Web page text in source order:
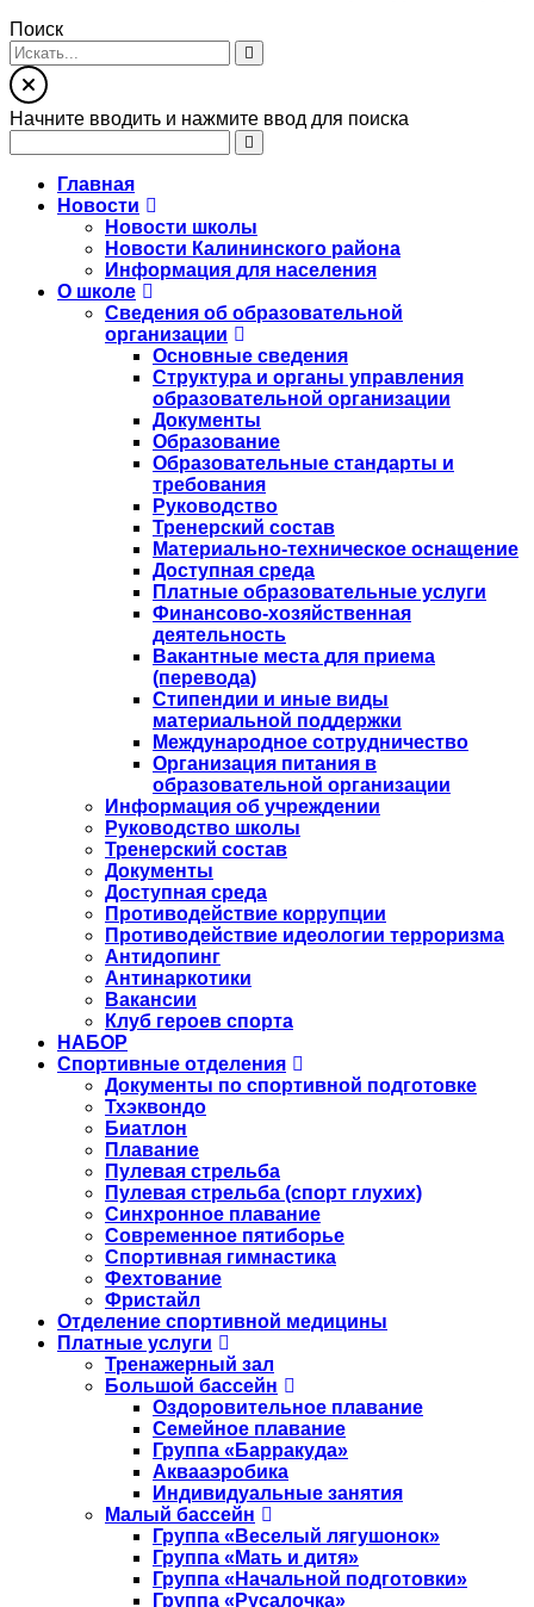
Поиск
Начните вводить и нажмите ввод для поиска
Главная
Новости
Новости школы
Новости Калининского района
Информация для населения
О школе
Сведения об образовательной
организации
Основные сведения
Структура и органы управления
образовательной организации
Документы
Образование
Образовательные стандарты и
требования
Руководство
Тренерский состав
Материально-техническое оснащение
Доступная среда
Платные образовательные услуги
Финансово-хозяйственная
деятельность
Вакантные места для приема
(перевода)
Стипендии и иные виды
материальной поддержки
Международное сотрудничество
Организация питания в
образовательной организации
Информация об учреждении
Руководство школы
Тренерский состав
Документы
Доступная среда
Противодействие коррупции
Противодействие идеологии терроризма
Антидопинг
Антинаркотики
Вакансии
Клуб героев спорта
НАБОР
Спортивные отделения
Документы по спортивной подготовке
Тхэквондо
Биатлон
Плавание
Пулевая стрельба
Пулевая стрельба (спорт глухих)
Синхронное плавание
Современное пятиборье
Спортивная гимнастика
Фехтование
Фристайл
Отделение спортивной медицины
Платные услуги
Тренажерный зал
Большой бассейн
Оздоровительное плавание
Семейное плавание
Группа «Барракуда»
Аквааэробика
Индивидуальные занятия
Малый бассейн
Группа «Веселый лягушонок»
Группа «Мать и дитя»
Группа «Начальной подготовки»
Группа «Русалочка»